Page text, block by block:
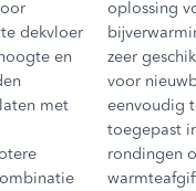
dekvloer
en
met
oplossing
zeer
voor
eenvoudig
toegepast
rondingen